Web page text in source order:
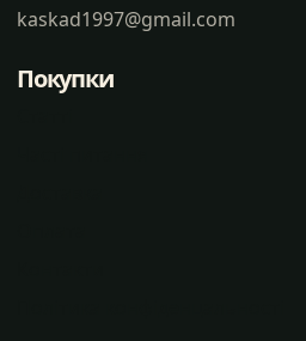
kaskad1997@gmail.com
Покупки